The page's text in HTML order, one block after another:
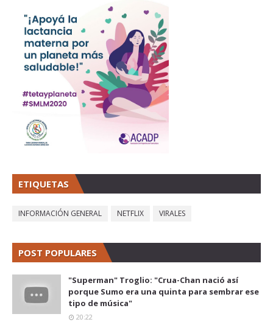
ETIQUETAS
INFORMACIÓN GENERAL NETFLIX VIRALES
POST POPULARES
"Superman" Troglio: "Crua-Chan nació así
porque Sumo era una quinta para sembrar ese
tipo de música"
20:22